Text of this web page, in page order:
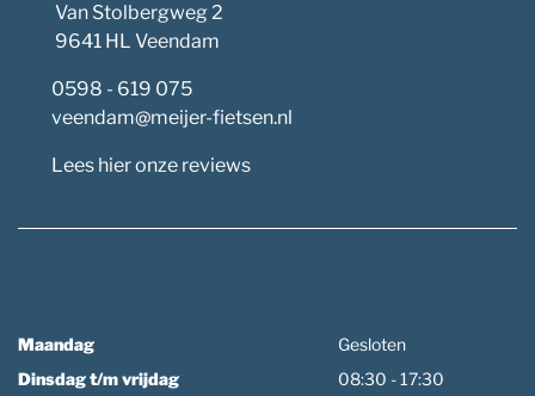
Van Stolbergweg 2
9641 HL Veendam
0598 - 619 075
veendam@meijer-fietsen.nl
Lees hier onze reviews
Maandag
Gesloten
Dinsdag t/m vrijdag
08:30 - 17:30